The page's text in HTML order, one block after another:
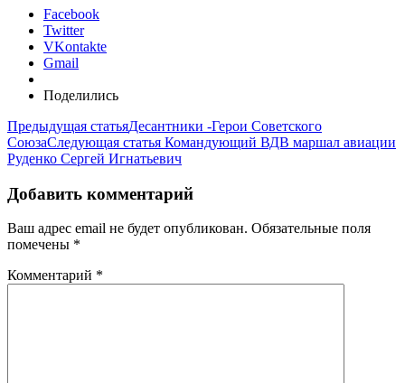
Facebook
Twitter
VKontakte
Gmail
Поделились
Предыдущая статьяДесантники -Герои Советского
СоюзаСледующая статья Командующий ВДВ маршал авиации
Руденко Сергей Игнатьевич
Добавить комментарий
Ваш адрес email не будет опубликован. Обязательные поля
помечены *
Комментарий *